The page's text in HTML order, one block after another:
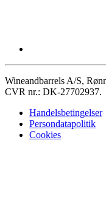
Wineandbarrels A/S,
CVR nr.: DK-27702937.
Handelsbetingelser
Persondatapolitik
Cookies